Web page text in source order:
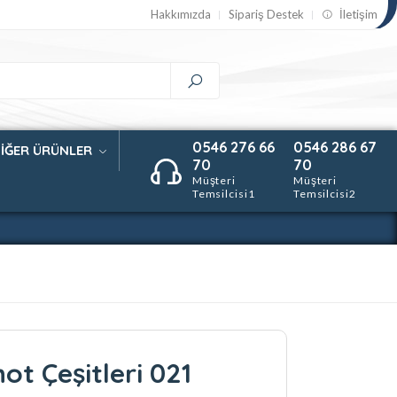
Hakkımızda Sipariş Destek İletişim
ÜRÜNLER
0546 276 66
70
Müşteri
Temsilcisi1
0546 286 67
70
Müşteri
Temsilcisi2
Çeşitleri 021